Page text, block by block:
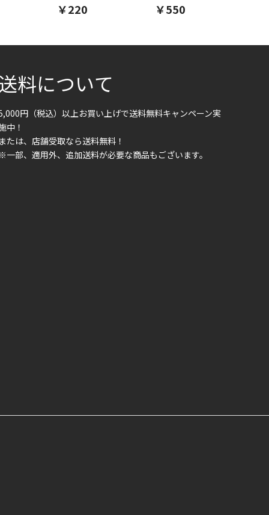
￥220 ￥550
料について
円（税込）以上お買い上げで送料無料キャンペーン実
中！
または、店舗受取なら送料無料！
※一部、適用外、追加送料が必要な商品もございます。